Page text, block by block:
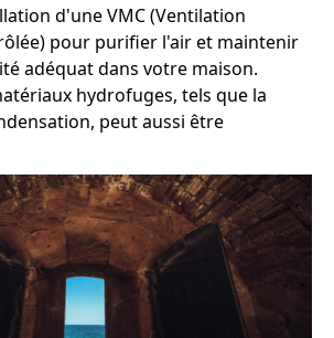
d'une VMC (Ventilation
pour purifier l'air et maintenir
adéquat dans votre maison.
hydrofuges, tels que la
peut aussi être